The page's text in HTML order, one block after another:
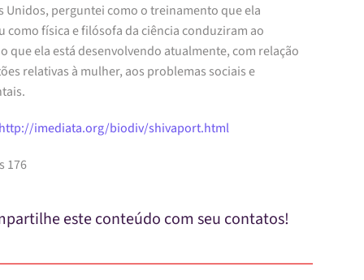
Unidos, perguntei como o treinamento que ela
como física e filósofa da ciência conduziram ao
que ela está desenvolvendo atualmente, com relação
relativas à mulher, aos problemas sociais e
imediata.org/biodiv/shivaport.html
176
este conteúdo com seu contatos!